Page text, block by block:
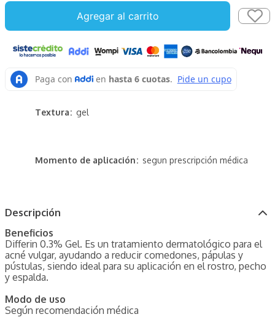
Agregar al carrito
Textura gel
Momento de aplicación segun prescripción médica
Descripción
Beneficios
Differin 0.3% Gel. Es un tratamiento dermatológico para el
acné vulgar, ayudando a reducir comedones, pápulas y
pústulas, siendo ideal para su aplicación en el rostro, pecho
y espalda.
Modo de uso
Según recomendación médica